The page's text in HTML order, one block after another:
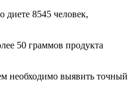
8545 человек,
50 граммов продукта
необходимо выявить точный